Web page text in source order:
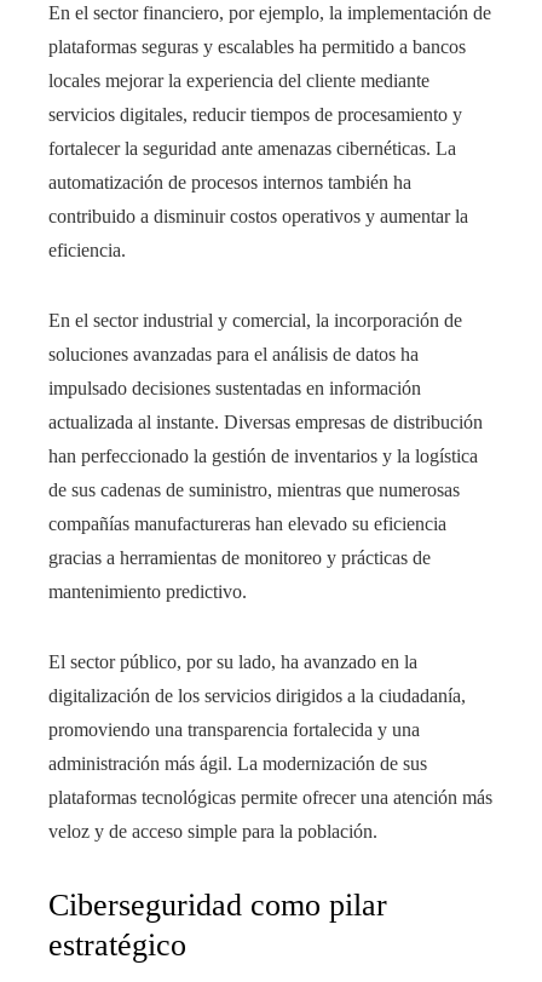
En el sector financiero, por ejemplo, la implementación de
plataformas seguras y escalables ha permitido a bancos
locales mejorar la experiencia del cliente mediante
servicios digitales, reducir tiempos de procesamiento y
fortalecer la seguridad ante amenazas cibernéticas. La
automatización de procesos internos también ha
contribuido a disminuir costos operativos y aumentar la
eficiencia.
En el sector industrial y comercial, la incorporación de
soluciones avanzadas para el análisis de datos ha
impulsado decisiones sustentadas en información
actualizada al instante. Diversas empresas de distribución
han perfeccionado la gestión de inventarios y la logística
de sus cadenas de suministro, mientras que numerosas
compañías manufactureras han elevado su eficiencia
gracias a herramientas de monitoreo y prácticas de
mantenimiento predictivo.
El sector público, por su lado, ha avanzado en la
digitalización de los servicios dirigidos a la ciudadanía,
promoviendo una transparencia fortalecida y una
administración más ágil. La modernización de sus
plataformas tecnológicas permite ofrecer una atención más
veloz y de acceso simple para la población.
Ciberseguridad como pilar
estratégico